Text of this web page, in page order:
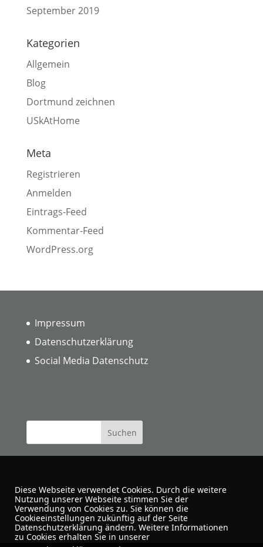
September 2019
Kategorien
Allgemein
Blog
Dortmund zeichnen
USkAtHome
Meta
Registrieren
Anmelden
Eintrags-Feed
Kommentar-Feed
WordPress.org
Impressum
Datenschutzerklärung
Social Media Datenschutz
Urban Sketchers Dortmund
Diese Webseite verwendet Cookies. Durch die weitere
Nutzung unserer Webseite stimmen Sie der
Verwendung von Cookies zu. Sie können die
Cookieeinstellungen zukünftig auf der Seite
Datenschutzerklärung ändern. Weitere Informationen
zu Cookies erhalten Sie in unserer